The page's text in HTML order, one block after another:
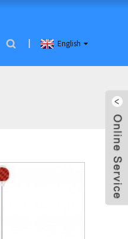
English